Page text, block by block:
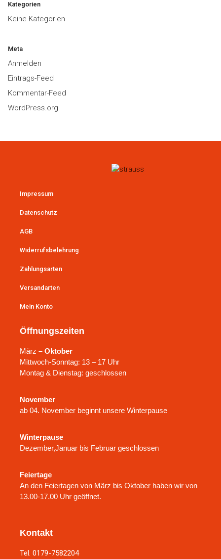
Kategorien
Keine Kategorien
Meta
Anmelden
Eintrags-Feed
Kommentar-Feed
WordPress.org
Kontakt
Tel. 0179-7582204
Öffnungszeiten
März – Oktober
Mittwoch-Sonntag: 13 – 17 Uhr
Montag & Dienstag: geschlossen
November
ab 04. November beginnt unsere Winterpause
Winterpause
Dezember,Januar bis Februar geschlossen
Feiertage
An den Feiertagen von März bis Oktober haben wir von
13.00-17.00 Uhr geöffnet.
Impressum
Datenschutz
AGB
Widerrufsbelehrung
Zahlungsarten
Versandarten
Mein Konto